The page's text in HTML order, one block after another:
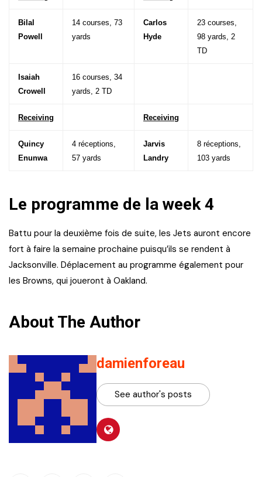
Bilal
Powell
14 courses, 73
yards
Carlos
Hyde
23 courses,
98 yards, 2
TD
Isaiah
Crowell
16 courses, 34
yards, 2 TD
Receiving Receiving
Quincy
Enunwa
4 réceptions,
57 yards
Jarvis
Landry
8 réceptions,
103 yards
Le programme de la week 4
Battu pour la deuxième fois de suite, les Jets auront encore
fort à faire la semaine prochaine puisqu’ils se rendent à
Jacksonville. Déplacement au programme également pour
les Browns, qui joueront à Oakland.
About The Author
damienforeau
See author's posts